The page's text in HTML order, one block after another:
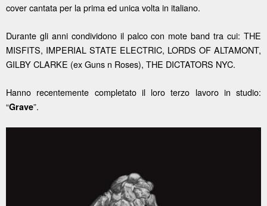
cover cantata per la prima ed unica volta in italiano.
Durante gli anni condividono il palco con mote band tra cui: THE
MISFITS, IMPERIAL STATE ELECTRIC, LORDS OF ALTAMONT,
GILBY CLARKE (ex Guns n Roses), THE DICTATORS NYC.
Hanno recentemente completato il loro terzo lavoro in studio:
“Grave”.